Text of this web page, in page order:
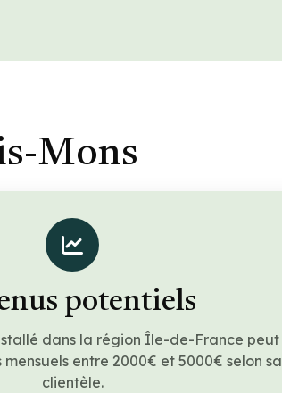
Mons
potentiels
dans la région Île-de-France peut
mensuels entre 2000€ et 5000€ selon sa
clientèle.